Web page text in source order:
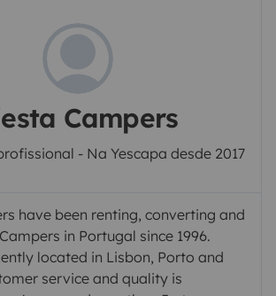
Campers
- Na Yescapa desde 2017
have been renting, converting and
in Portugal since 1996.
located in Lisbon, Porto and
service and quality is